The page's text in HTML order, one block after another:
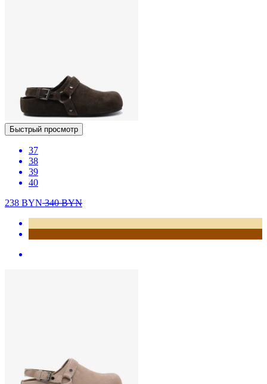
Быстрый просмотр
37
38
39
40
238 BYN340BYN